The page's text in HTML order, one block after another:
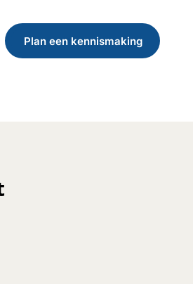
Plan een kennismaking